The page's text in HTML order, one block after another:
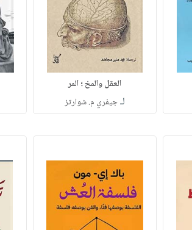
العقل والمخ ؛ المر
لـجيفري م. شوارتز